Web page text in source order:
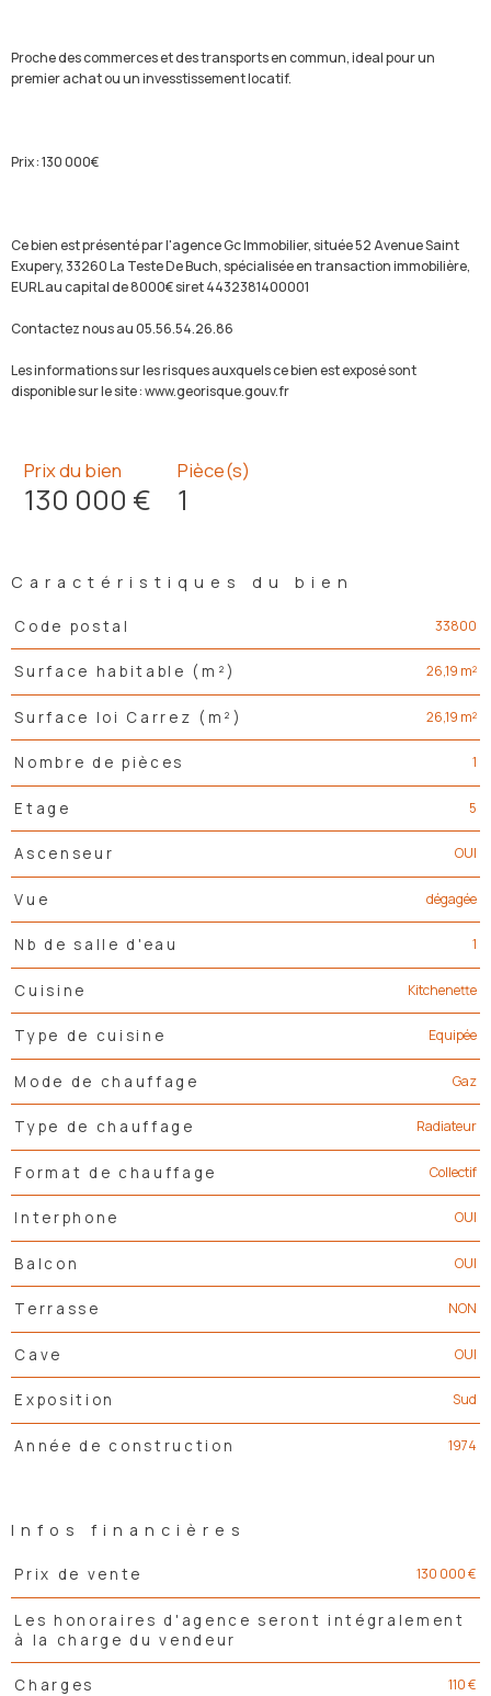
Proche des commerces et des transports en commun, ideal pour un
premier achat ou un invesstissement locatif.
Prix : 130 000€
Ce bien est présenté par l'agence Gc Immobilier, située 52 Avenue Saint
Exupery, 33260 La Teste De Buch, spécialisée en transaction immobilière,
EURL au capital de 8000€ siret 4432381400001
Contactez nous au 05.56.54.26.86
Les informations sur les risques auxquels ce bien est exposé sont
disponible sur le site : www.georisque.gouv.fr
Prix du bien
130 000 €
Pièce(s)
1
Caractéristiques du bien
Caractéristiques
Code postal 33800
Surface habitable (m²) 26,19 m²
Surface loi Carrez (m²) 26,19 m²
Nombre de pièces 1
Etage 5
Ascenseur OUI
Vue dégagée
Nb de salle d'eau 1
Cuisine Kitchenette
Type de cuisine Equipée
Mode de chauffage Gaz
Type de chauffage Radiateur
Format de chauffage Collectif
Interphone OUI
Balcon OUI
Terrasse NON
Cave OUI
Exposition Sud
Année de construction 1974
Infos financières
Caractéristiques Valeurs
Prix de vente 130 000 €
Les honoraires d'agence seront intégralement
à la charge du vendeur
Charges 110 €